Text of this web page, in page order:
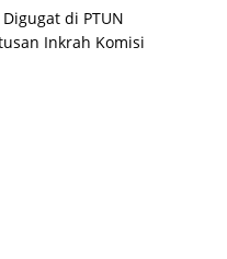
di PTUN
Inkrah Komisi